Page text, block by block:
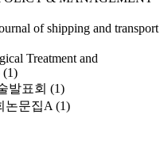
of shipping and transport
Treatment and
(1)
발표회 (1)
논문집A (1)